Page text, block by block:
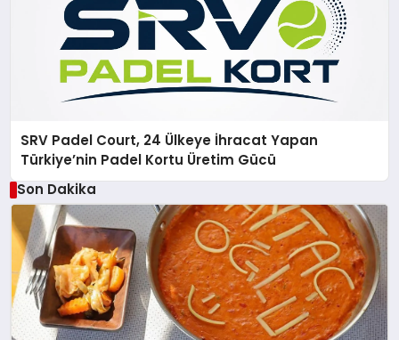
SRV Padel Court, 24 Ülkeye İhracat Yapan
Türkiye’nin Padel Kortu Üretim Gücü
Son Dakika